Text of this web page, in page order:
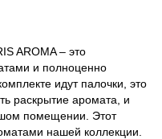
AROMA – это
и полноценно
идут палочки, это
раскрытие аромата, и
помещении. Этот
нашей коллекции.